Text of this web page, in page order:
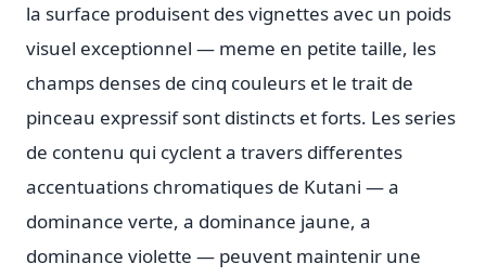
la surface produisent des vignettes avec un poids
visuel exceptionnel — meme en petite taille, les
champs denses de cinq couleurs et le trait de
pinceau expressif sont distincts et forts. Les series
de contenu qui cyclent a travers differentes
accentuations chromatiques de Kutani — a
dominance verte, a dominance jaune, a
dominance violette — peuvent maintenir une